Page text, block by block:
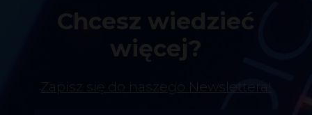
Chcesz wiedzieć
więcej?
Zapisz się do naszego Newslettera!